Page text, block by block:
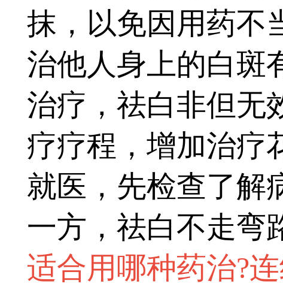
抹，以免因用药不
治他人身上的白斑
治疗，祛白非但无
疗疗程，增加治疗
就医，先检查了解
一方，祛白不走弯
适合用哪种药治?